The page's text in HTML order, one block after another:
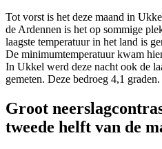
Tot vorst is het deze maand in
de Ardennen is het op sommige
laagste temperatuur in het land is
De minimumtemperatuur kwam
In Ukkel werd deze nacht ook de
gemeten. Deze bedroeg 4,1 graden.
Groot
tweede helft van de